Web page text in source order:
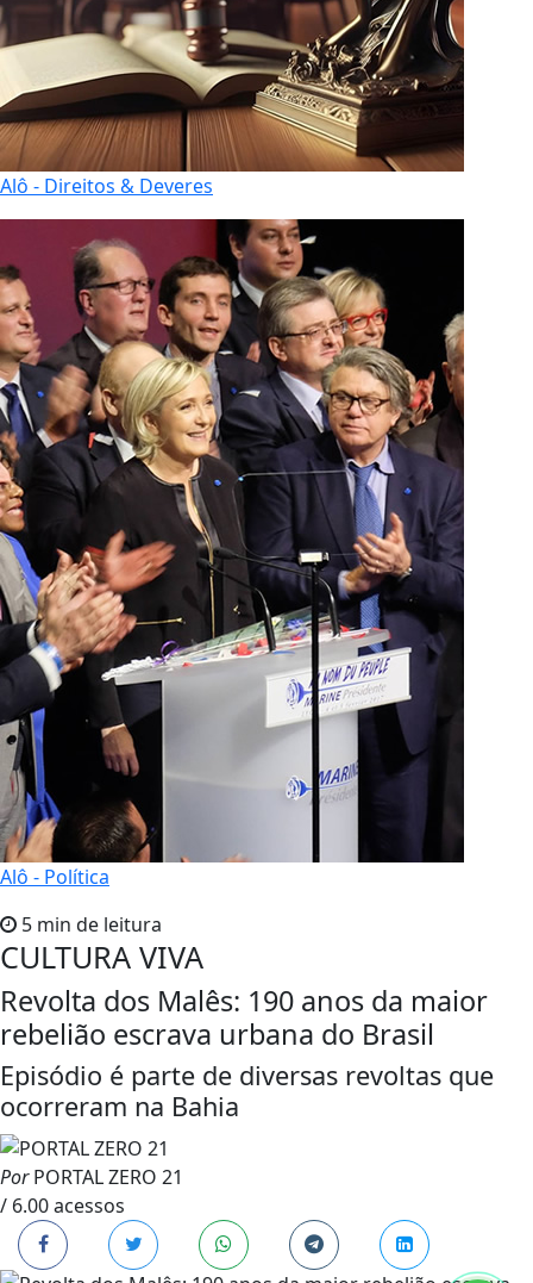
Alô - Direitos & Deveres
Alô - Política
5 min de leitura
CULTURA VIVA
Revolta dos Malês: 190 anos da maior
rebelião escrava urbana do Brasil
Episódio é parte de diversas revoltas que
ocorreram na Bahia
PorPORTAL ZERO 21
/ 6.00 acessos